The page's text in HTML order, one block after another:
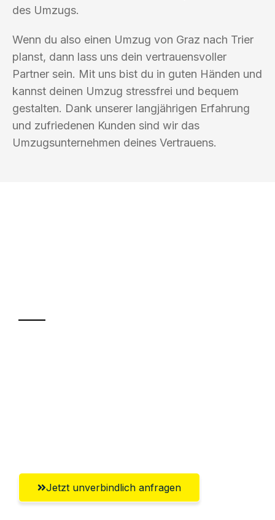
des Umzugs.
Wenn du also einen Umzug von Graz nach Trier
planst, dann lass uns dein vertrauensvoller
Partner sein. Mit uns bist du in guten Händen und
kannst deinen Umzug stressfrei und bequem
gestalten. Dank unserer langjährigen Erfahrung
und zufriedenen Kunden sind wir das
Umzugsunternehmen deines Vertrauens.
Jetzt unverbindlich anfragen